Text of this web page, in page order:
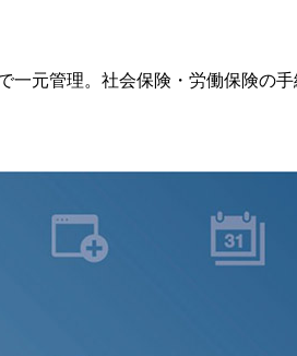
元管理。社会保険・労働保険の